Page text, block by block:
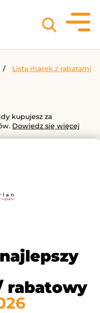
Lista marek z rabatami
kupujesz za
Dowiedz się więcej
rabatowy